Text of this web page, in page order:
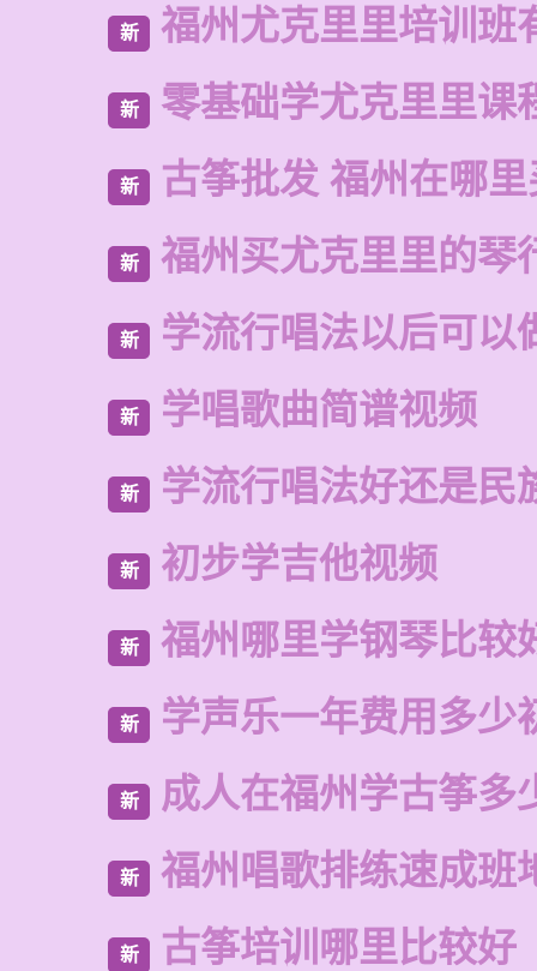
新 福州尤克里里培训班
新 零基础学尤克里里课
新 古筝批发 福州在哪
新 福州买尤克里里的琴
新 学流行唱法以后可以
新 学唱歌曲简谱视频
新 学流行唱法好还是民
新 初步学吉他视频
新 福州哪里学钢琴比较
新 学声乐一年费用多少
新 成人在福州学古筝多
新 福州唱歌排练速成班
新 古筝培训哪里比较好